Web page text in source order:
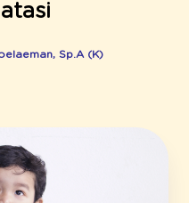
Sp.A (K)